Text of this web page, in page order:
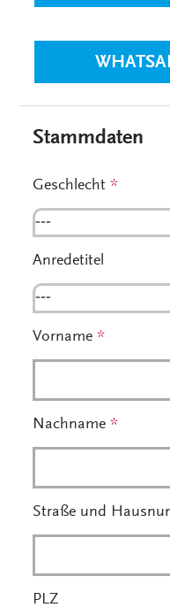
Stammdaten
Geschlecht*
---
Anredetitel
---
Vorname*
Nachname*
Straße und
PLZ